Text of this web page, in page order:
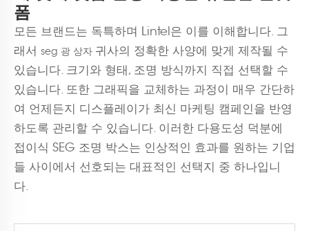
폼
모든 브랜드는 독특하며 Lintel은 이를 이해합니다. 그
래서 seg 광 상자 귀사의 정확한 사양에 맞게 제작될 수
있습니다. 크기와 형태, 조명 방식까지 직접 선택할 수
있습니다. 또한 그래픽을 교체하는 과정이 매우 간단하
여 언제든지 디스플레이가 최신 마케팅 캠페인을 반영
하도록 관리할 수 있습니다. 이러한 다용도성 덕분에
접이식 SEG 조명 박스는 인상적인 효과를 원하는 기업
들 사이에서 선호되는 대표적인 선택지 중 하나입니
다.